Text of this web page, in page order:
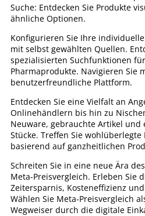
Suche: Entdecken Sie Produkte
ähnliche Optionen.
Konfigurieren Sie Ihre
mit selbst gewählten Quellen.
spezialisierten Suchfunktionen
Pharmaprodukte. Navigieren Sie
benutzerfreundliche Plattform.
Entdecken Sie eine Vielfalt an
Onlinehändlern bis hin zu
Neuware, gebrauchte Artikel
Stücke. Treffen Sie
basierend auf ganzheitlichen
Schreiten Sie in eine neue Ära
Meta-Preisvergleich. Erleben Sie
Zeitersparnis, Kosteneffizienz
Wählen Sie Meta-Preisvergleich
Wegweiser durch die digitale